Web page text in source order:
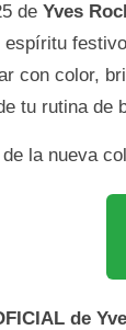
de Yves
espíritu
con color,
tu rutina de
la nueva
de